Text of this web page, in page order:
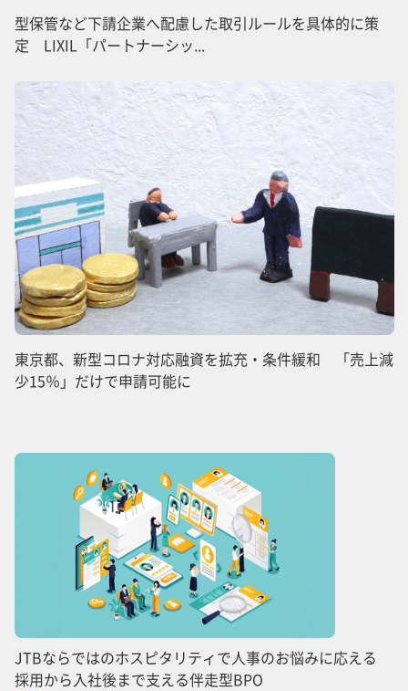
型保管など下請企業へ配慮した取引ルールを具体的に策
定 LIXIL「パートナーシッ...
東京都、新型コロナ対応融資を拡充・条件緩和 「売上減
少15％」だけで申請可能に
JTBならではのホスピタリティで人事のお悩みに応える
採用から入社後まで支える伴走型BPO